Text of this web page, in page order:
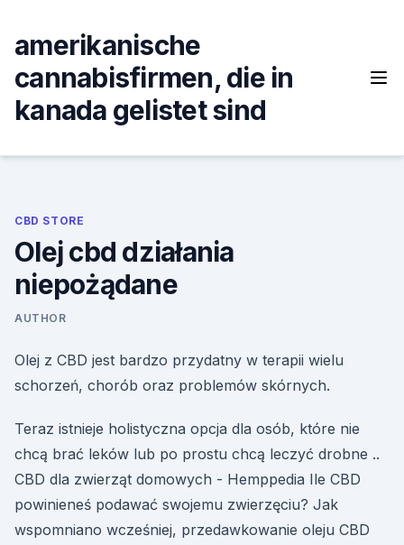
content
amerikanische
cannabisfirmen, die in
kanada gelistet sind
CBD STORE
Olej cbd działania
niepożądane
AUTHOR
Olej z CBD jest bardzo przydatny w terapii wielu
schorzeń, chorób oraz problemów skórnych.
Teraz istnieje holistyczna opcja dla osób, które nie
chcą brać leków lub po prostu chcą leczyć drobne ..
CBD dla zwierząt domowych - Hemppedia Ile CBD
powinieneś podawać swojemu zwierzęciu? Jak
wspomniano wcześniej, przedawkowanie oleju CBD